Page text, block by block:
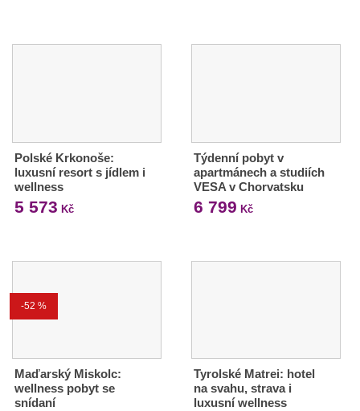
Polské Krkonoše:
luxusní resort s jídlem i
wellness
5 573 Kč
Týdenní pobyt v
apartmánech a studiích
VESA v Chorvatsku
6 799 Kč
-52 %
Maďarský Miskolc:
wellness pobyt se
snídaní
Tyrolské Matrei: hotel
na svahu, strava i
luxusní wellness